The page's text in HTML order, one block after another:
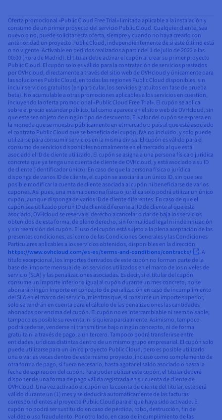
Oferta promocional «Public Cloud Free Trial» limitada aplicable a la instalación y
consumo de un primer proyecto del servicio Public Cloud. Cualquier cliente, sea
nuevo o no, puede solicitar esta oferta, siempre y cuando no haya creado con
anterioridad un proyecto Public Cloud, independientemente de si este último está
o no vigente. Activable en pedidos realizados a partir del 1 de julio de 2022 a las
00:00 (hora de Madrid). El titular debe activar el cupón al crear su primer proyecto
Public Cloud. El cupón solo es válido para la contratación de servicios prestados
por OVHcloud, directamente a través del sitio web de OVHcloud y únicamente para
las soluciones Public Cloud, en todas las regiones Public Cloud disponibles, sin
incluir servicios gratuitos (en particular, los servicios gratuitos en fase de prueba
beta). No acumulable a otras promociones aplicables a los servicios en cuestión,
incluyendo la oferta promocional «Public Cloud Free Trial». El cupón se aplica
sobre el precio estándar público, tal como aparece en el sitio web de OVHcloud, sin
que este sea objeto de ningún tipo de descuento. El valor del cupón se expresa en
la moneda que se muestra públicamente en el mercado o país al que está asociado
el contrato Public Cloud que se beneficia del cupón, IVA no incluido, y solo puede
utilizarse para consumir servicios en la misma divisa. El cupón es válido para el
consumo de servicios disponibles normalmente en el mercado al que está
asociado el ID de cliente utilizado. El cupón se asigna a una persona física o jurídica
concreta que ya tenga una cuenta de cliente de OVHcloud, y está asociado a su ID
de cliente (identificador único). En caso de que la persona física o jurídica
disponga de varios ID de cliente, el cupón se asociará a un único ID, sin que sea
posible modificar la cuenta de cliente asociada al cupón ni beneficiarse de varios
cupones. Así pues, una misma persona física o jurídica solo podrá utilizar un único
cupón, aunque disponga de varios ID de cliente diferentes. En caso de que el
cupón sea utilizado por un ID de cliente diferente al ID de cliente al que está
asociado, OVHcloud se reserva el derecho a cancelar o dar de baja los servicios
obtenidos de esta forma, de pleno derecho, sin formalidad legal ni indemnización
y sin reemisión del cupón. El uso del cupón está sujeto a la plena aceptación de las
presentes condiciones, así como de las Condiciones Generales y las Condiciones
Particulares aplicables a los servicios obtenidos, disponibles en la dirección
https://www.ovhcloud.com/es-es/terms-and-conditions/contracts/
. A
título excepcional, los importes derivados de este cupón no forman parte de la
base del importe mensual de los servicios utilizados en el marco de los niveles de
servicio (SLA) y las penalizaciones asociadas. Es decir, si el titular del cupón
consume un importe inferior o igual al cupón durante un mes concreto, no se
abonará ningún importe en concepto de penalización en caso de incumplimiento
del SLA en el marco del servicio, mientras que, si consume un importe superior,
solo se tendrán en cuenta para el cálculo de las penalizaciones las cantidades
abonadas por encima del cupón. El cupón no es intercambiable ni reembolsable;
tampoco es posible su reventa, ni siquiera parcialmente. Asimismo, tampoco
podrá cederse, venderse ni transmitirse bajo ningún concepto, ni de forma
gratuita ni a través de pago, a un tercero. Tampoco podrá transferirse entre
entidades jurídicas distintas dentro de un mismo grupo empresarial. El cupón solo
puede utilizarse para un único proyecto Public Cloud, pero es posible utilizarlo
una o varias veces dentro de este mismo proyecto, incluso como complemento de
otra forma de pago, si fuera necesario, hasta agotar el saldo asociado o hasta la
fecha de expiración del cupón. Para poder utilizar este cupón, el titular deberá
disponer de una forma de pago válida registrada en su cuenta de cliente de
OVHcloud. Una vez activado el cupón en la cuenta de cliente del titular, este será
válido durante un (1) mes y se deducirá automáticamente de las facturas
correspondientes al proyecto Public Cloud para el que haya sido activado. El
cupón no podrá ser sustituido en caso de pérdida, robo, destrucción, fin de
validez o uso fraudulento. Por otro lado, en caso de incumplimiento de las